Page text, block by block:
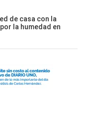
de casa con la
la humedad en